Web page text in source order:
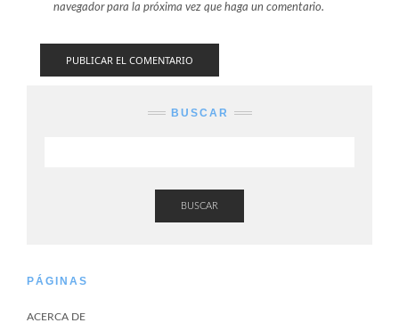
navegador para la próxima vez que haga un comentario.
BUSCAR
BUSCAR
PÁGINAS
ACERCA DE